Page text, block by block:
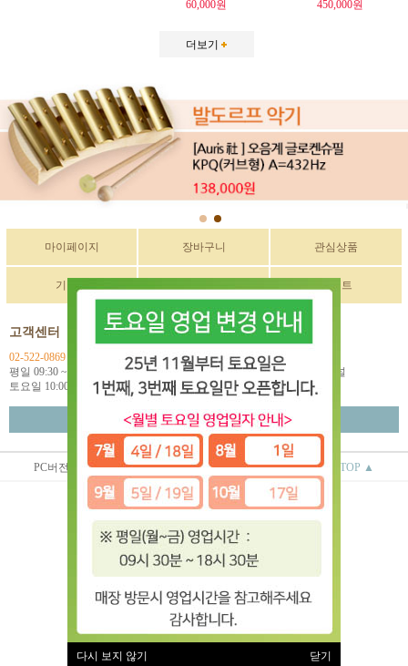
60,000원 450,000원
더보기
마이페이지 장바구니 관심상품
기획전 이벤트
고객센터
02-522-0869
평일 09:30 ~ 18:00
토요일 10:00 ~ 18:00
입금계좌정보
국민 270901-04-033114
예금주: (주)한독인터네셔널
월~금 택배마감 16:00
고객센터 연결
PC버전 상점정보 이용안내 TOP ▲
(주)한독인터네셔널
대표 : 오상배 ㅣ 개인정보 보호 책임자 : 오상배
사업자 등록번호 : 129-81-79618
통신판매업신고번호 : 제 2014-서울서초-0781호
전화 : 02-522-0869
(서초동 1585-10번지 2층)
이용약관| 개인정보처리방침
유럽악기 ⓒ All rights reserved.
다시 보지 않기 닫기